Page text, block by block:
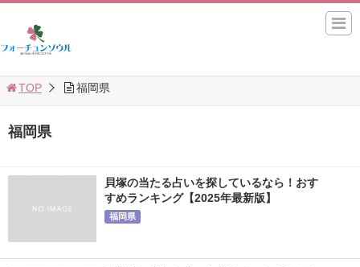
TOP 福岡県
福岡県
貝塚の当たる占いを探しているなら！おす
すめランキング【2025年最新版】
福岡県